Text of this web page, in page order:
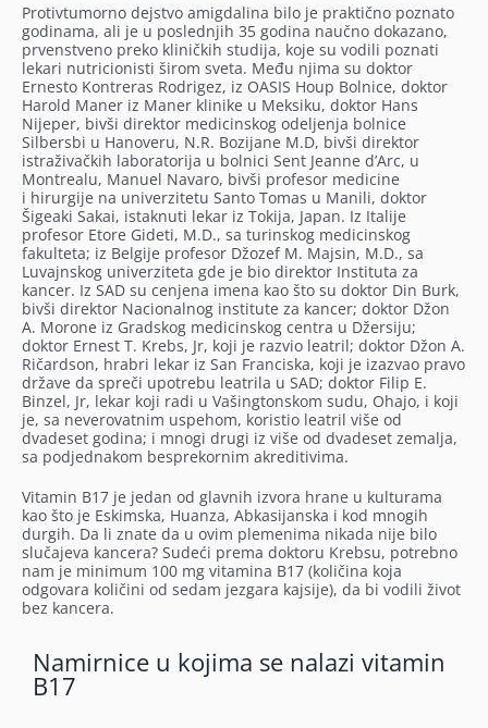
Protivtumorno dejstvo amigdalina bilo je praktično poznato
godinama, ali je u poslednjih 35 godina naučno dokazano,
prvenstveno preko kliničkih studija, koje su vodili poznati
lekari nutricionisti širom sveta. Među njima su doktor
Ernesto Kontreras Rodrigez, iz OASIS Houp Bolnice, doktor
Harold Maner iz Maner klinike u Meksiku, doktor Hans
Nijeper, bivši direktor medicinskog odeljenja bolnice
Silbersbi u Hanoveru, N.R. Bozijane M.D, bivši direktor
istraživačkih laboratorija u bolnici Sent Jeanne d’Arc, u
Montrealu, Manuel Navaro, bivši profesor medicine
i hirurgije na univerzitetu Santo Tomas u Manili, doktor
Šigeaki Sakai, istaknuti lekar iz Tokija, Japan. Iz Italije
profesor Etore Gideti, M.D., sa turinskog medicinskog
fakulteta; iz Belgije profesor Džozef M. Majsin, M.D., sa
Luvajnskog univerziteta gde je bio direktor Instituta za
kancer. Iz SAD su cenjena imena kao što su doktor Din Burk,
bivši direktor Nacionalnog institute za kancer; doktor Džon
A. Morone iz Gradskog medicinskog centra u Džersiju;
doktor Ernest T. Krebs, Jr, koji je razvio leatril; doktor Džon A.
Ričardson, hrabri lekar iz San Franciska, koji je izazvao pravo
države da spreči upotrebu leatrila u SAD; doktor Filip E.
Binzel, Jr, lekar koji radi u Vašingtonskom sudu, Ohajo, i koji
je, sa neverovatnim uspehom, koristio leatril više od
dvadeset godina; i mnogi drugi iz više od dvadeset zemalja,
sa podjednakom besprekornim akreditivima.
Vitamin B17 je jedan od glavnih izvora hrane u kulturama
kao što je Eskimska, Huanza, Abkasijanska i kod mnogih
durgih. Da li znate da u ovim plemenima nikada nije bilo
slučajeva kancera? Sudeći prema doktoru Krebsu, potrebno
nam je minimum 100 mg vitamina B17 (količina koja
odgovara količini od sedam jezgara kajsije), da bi vodili život
bez kancera.
Namirnice u kojima se nalazi vitamin
B17